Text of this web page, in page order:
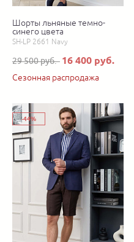
Шорты льняные темно-
синего цвета
SH-LP 2661 Navy
29 500 руб. 16 400 руб.
Сезонная распродажа
-44%